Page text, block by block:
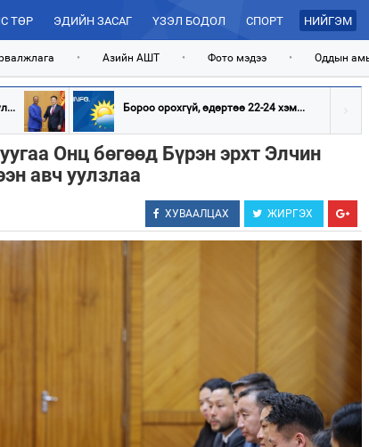
ТӨР ЭДИЙН ЗАСАГ ҮЗЭЛ БОДОЛ СПОРТ НИЙГЭМ
• Азийн АШТ • Фото мэдээ • Оддын
Бороо орохгүй, өдөртөө 22-24 хэм...
Онц бөгөөд Бүрэн эрхт Элчин
авч уулзлаа
ХУВААЛЦАХ ЖИРГЭХ